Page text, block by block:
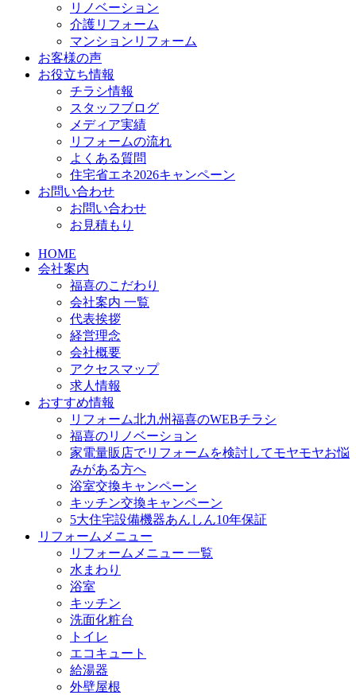
リノベーション
介護リフォーム
マンションリフォーム
お客様の声
お役立ち情報
チラシ情報
スタッフブログ
メディア実績
リフォームの流れ
よくある質問
住宅省エネ2026キャンペーン
お問い合わせ
お問い合わせ
お見積もり
HOME
会社案内
福喜のこだわり
会社案内 一覧
代表挨拶
経営理念
会社概要
アクセスマップ
求人情報
おすすめ情報
リフォーム北九州福喜のWEBチラシ
福喜のリノベーション
家電量販店でリフォームを検討してモヤモヤお悩
みがある方へ
浴室交換キャンペーン
キッチン交換キャンペーン
5大住宅設備機器あんしん10年保証
リフォームメニュー
リフォームメニュー 一覧
水まわり
浴室
キッチン
洗面化粧台
トイレ
エコキュート
給湯器
外壁屋根